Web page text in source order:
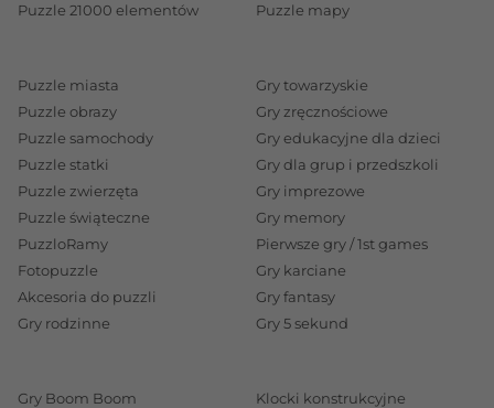
Puzzle 21000 elementów
Puzzle mapy
Puzzle miasta
Puzzle obrazy
Puzzle samochody
Puzzle statki
Puzzle zwierzęta
Puzzle świąteczne
PuzzloRamy
Fotopuzzle
Akcesoria do puzzli
Gry rodzinne
Gry towarzyskie
Gry zręcznościowe
Gry edukacyjne dla dzieci
Gry dla grup i przedszkoli
Gry imprezowe
Gry memory
Pierwsze gry / 1st games
Gry karciane
Gry fantasy
Gry 5 sekund
Gry Boom Boom Klocki konstrukcyjne